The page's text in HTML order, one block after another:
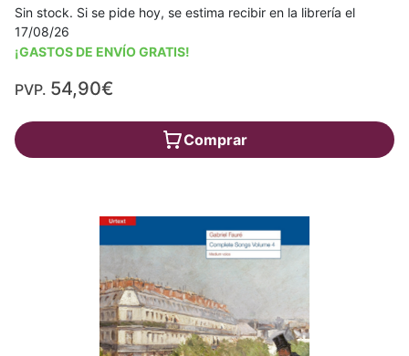
Sin stock. Si se pide hoy, se estima recibir en la librería el
17/08/26
¡GASTOS DE ENVÍO GRATIS!
PVP. 54,90€
Comprar